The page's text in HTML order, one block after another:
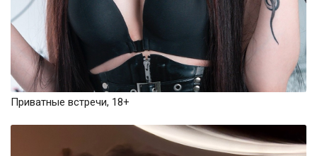
Приватные встречи, 18+